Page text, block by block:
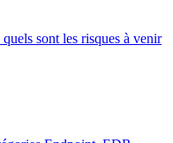
sont les risques à venir